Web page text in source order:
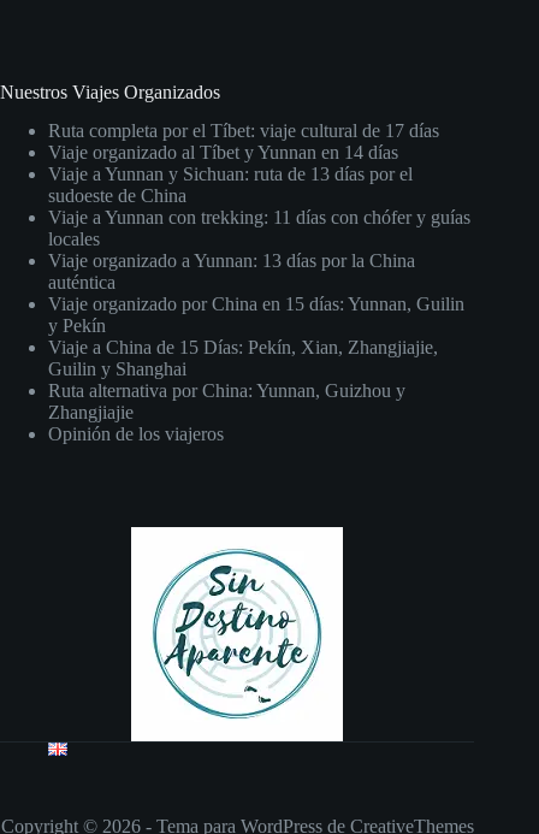
Nuestros Viajes Organizados
Ruta completa por el Tíbet: viaje cultural de 17 días
Viaje organizado al Tíbet y Yunnan en 14 días
Viaje a Yunnan y Sichuan: ruta de 13 días por el
sudoeste de China
Viaje a Yunnan con trekking: 11 días con chófer y guías
locales
Viaje organizado a Yunnan: 13 días por la China
auténtica
Viaje organizado por China en 15 días: Yunnan, Guilin
y Pekín
Viaje a China de 15 Días: Pekín, Xian, Zhangjiajie,
Guilin y Shanghai
Ruta alternativa por China: Yunnan, Guizhou y
Zhangjiajie
Opinión de los viajeros
Copyright © 2026 - Tema para WordPress de CreativeThemes